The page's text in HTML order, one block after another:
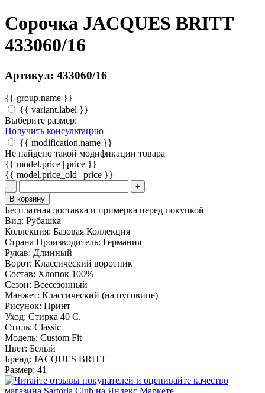
Сорочка JACQUES BRITT
433060/16
Артикул: 433060/16
{{ group.name }}
{{ variant.label }}
Выберите размер:
Получить консультацию
{{ modification.name }}
Не найдено такой модификации товара
{{ model.price | price }}
{{ model.price_old | price }}
-
+
В корзину
Бесплатная доставка и примерка перед покупкой
Вид: Рубашка
Коллекция: Базовая Коллекция
Страна Производитель: Германия
Рукав: Длинный
Ворот: Классический воротник
Состав: Хлопок 100%
Сезон: Всесезонный
Манжет: Классический (на пуговице)
Рисунок: Принт
Уход: Стирка 40 С.
Стиль: Classic
Модель: Custom Fit
Цвет: Белый
Бренд: JAСQUES BRITT
Размер: 41